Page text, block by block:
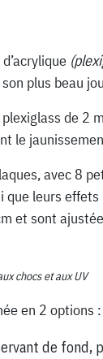
plus beau
de 2
le
avec 8
que leurs
et sont
chocs et aux UV
en 2 options :
de fond,